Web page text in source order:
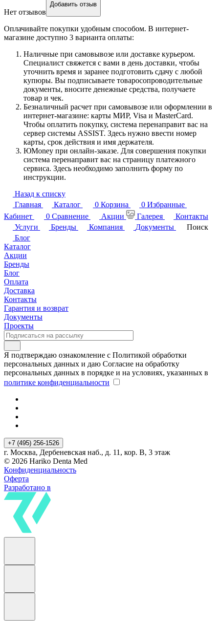
Нет отзывов
Добавить отзыв
Оплачивайте покупки удобным способом. В интернет-
магазине доступно 3 варианта оплаты:
Наличные при самовывозе или доставке курьером.
Специалист свяжется с вами в день доставки, чтобы
уточнить время и заранее подготовить сдачу с любой
купюры. Вы подписываете товаросопроводительные
документы, вносите денежные средства, получаете
товар и чек.
Безналичный расчет при самовывозе или оформлении в
интернет-магазине: карты МИР, Visa и MasterCard.
Чтобы оплатить покупку, система перенаправит вас на
сервер системы ASSIST. Здесь нужно ввести номер
карты, срок действия и имя держателя.
ЮMoney при онлайн-заказе. Для совершения покупки
система перенаправит вас на страницу платежного
сервиса. Здесь необходимо заполнить форму по
инструкции.
Назад к списку
Главная
Каталог 0 Корзина 0 Избранные
Кабинет
0 Сравнение Акции Галерея
Контакты
Услуги
Бренды Компания Документы
Поиск
Блог
Каталог
Акции
Бренды
Блог
Оплата
Доставка
Контакты
Гарантия и возврат
Документы
Проекты
Я подтверждаю ознакомление с Политикой обработки
персональных данных и даю Согласие на обработку
персональных данных в порядке и на условиях, указанных в
политике конфиденциальности
+7 (495) 256-1526
г. Москва, Дербеневская наб., д. 11, кор. В, 3 этаж
© 2026 Hariko Denta Med
Конфиденциальность
Оферта
Разработано в